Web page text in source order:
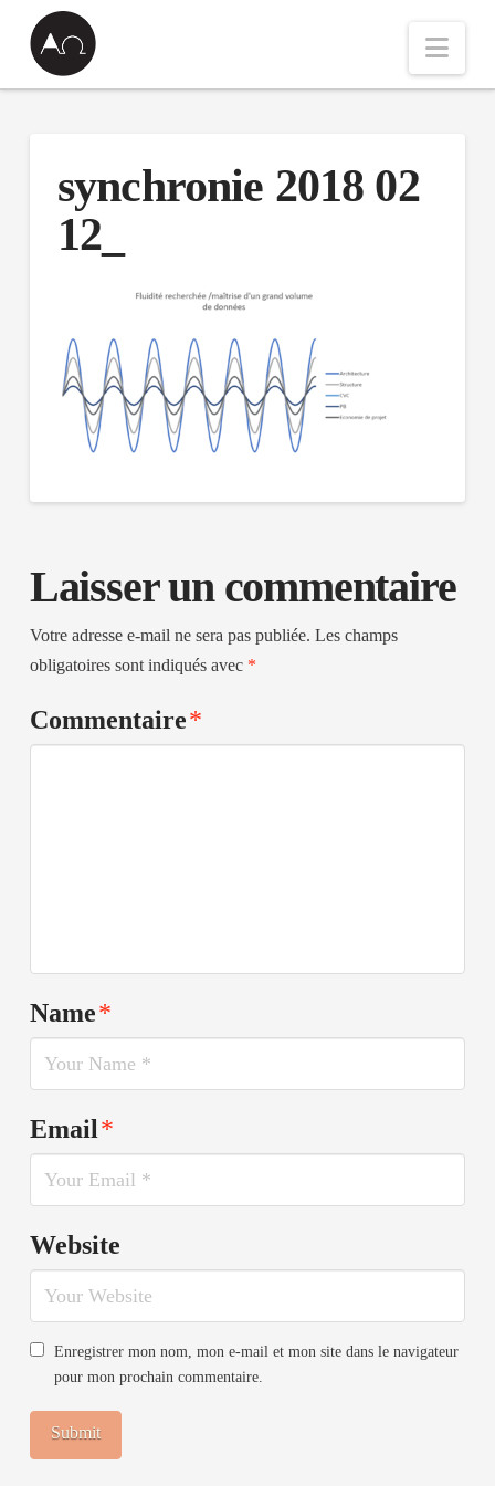
synchronie 2018 02
12_
Laisser un commentaire
Votre adresse e-mail ne sera pas publiée. Les champs
obligatoires sont indiqués avec *
Commentaire*
Name*
Email*
Website
Enregistrer mon nom, mon e-mail et mon site dans le navigateur
pour mon prochain commentaire.